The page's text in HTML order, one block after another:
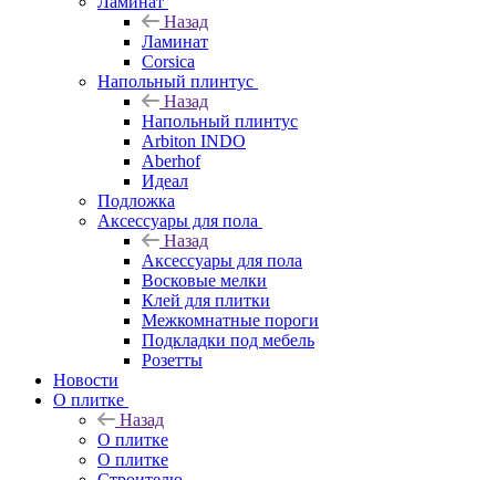
Назад
Ламинат
Corsica
Напольный плинтус
Назад
Напольный плинтус
Arbiton INDO
Aberhof
Идеал
Подложка
Аксессуары для пола
Назад
Аксессуары для пола
Восковые мелки
Клей для плитки
Межкомнатные пороги
Подкладки под мебель
Розетты
Новости
О плитке
Назад
О плитке
О плитке